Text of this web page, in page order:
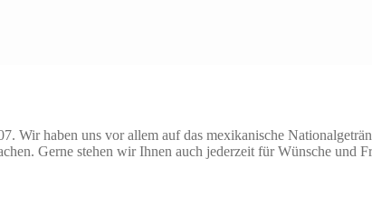
Wir haben uns vor allem auf das mexikanische
Gerne stehen wir Ihnen auch jederzeit für Wünsche und